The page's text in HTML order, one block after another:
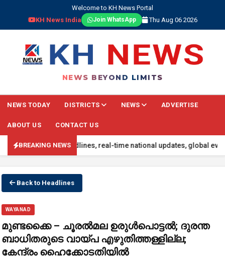
Welcome to KH News Portal
KH News India
Join WhatsApp Thu Aug 06 2026
NEWS BEYOND LIMITS
NEWS TODAY DISTRICTS NEWS ADVERTISE
ABOUT US CONTACT US
BREAKING NEWS
with the latest headlines, real-time national updates, global
Back to Headlines
WAYANAD
മുണ്ടക്കൈ – ചൂരല്‍മല ഉരുള്‍പൊട്ടല്‍; ദുരന്ത
ബാധിതരുടെ വായ്പ എഴുതിത്തള്ളില്ല;
കേന്ദ്രം ഹൈക്കോടതിയില്‍